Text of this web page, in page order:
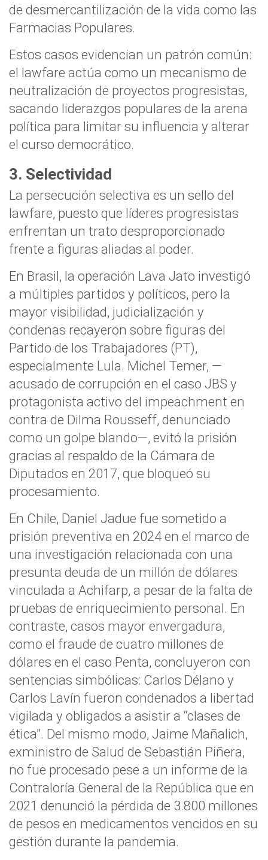
de desmercantilización de la vida como las
Farmacias Populares.
Estos casos evidencian un patrón común:
el lawfare actúa como un mecanismo de
neutralización de proyectos progresistas,
sacando liderazgos populares de la arena
política para limitar su influencia y alterar
el curso democrático.
3. Selectividad
La persecución selectiva es un sello del
lawfare, puesto que líderes progresistas
enfrentan un trato desproporcionado
frente a figuras aliadas al poder.
En Brasil, la operación Lava Jato investigó
a múltiples partidos y políticos, pero la
mayor visibilidad, judicialización y
condenas recayeron sobre figuras del
Partido de los Trabajadores (PT),
especialmente Lula. Michel Temer, —
acusado de corrupción en el caso JBS y
protagonista activo del impeachment en
contra de Dilma Rousseff, denunciado
como un golpe blando—, evitó la prisión
gracias al respaldo de la Cámara de
Diputados en 2017, que bloqueó su
procesamiento.
En Chile, Daniel Jadue fue sometido a
prisión preventiva en 2024 en el marco de
una investigación relacionada con una
presunta deuda de un millón de dólares
vinculada a Achifarp, a pesar de la falta de
pruebas de enriquecimiento personal. En
contraste, casos mayor envergadura,
como el fraude de cuatro millones de
dólares en el caso Penta, concluyeron con
sentencias simbólicas: Carlos Délano y
Carlos Lavín fueron condenados a libertad
vigilada y obligados a asistir a “clases de
ética”. Del mismo modo, Jaime Mañalich,
exministro de Salud de Sebastián Piñera,
no fue procesado pese a un informe de la
Contraloría General de la República que en
2021 denunció la pérdida de 3.800 millones
de pesos en medicamentos vencidos en su
gestión durante la pandemia.